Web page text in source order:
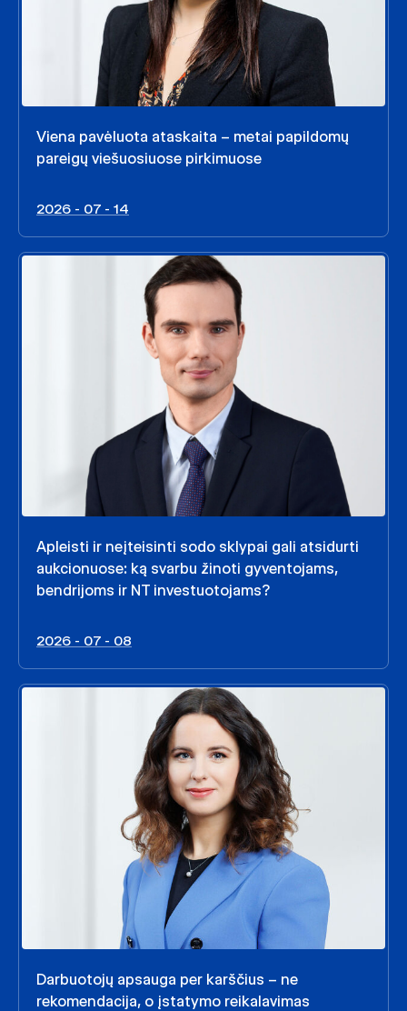
Viena pavėluota ataskaita – metai papildomų
pareigų viešuosiuose pirkimuose
2026 - 07 - 14
Apleisti ir neįteisinti sodo sklypai gali atsidurti
aukcionuose: ką svarbu žinoti gyventojams,
bendrijoms ir NT investuotojams?
2026 - 07 - 08
Darbuotojų apsauga per karščius – ne
rekomendacija, o įstatymo reikalavimas